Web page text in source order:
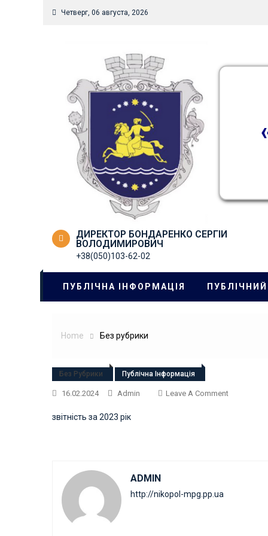
Четверг, 06 августа, 2026
ДИРЕКТОР БОНДАРЕНКО СЕРГІЙ
ВОЛОДИМИРОВИЧ
+38(050)103-62-02
ПУБЛІЧНА ІНФОРМАЦІЯ
Home Без рубрики
Без Рубрики Публічна Інформація
16.02.2024 Admin Leave A CommentOn
звітність за 2023 рік
ADMIN
http://nikopol-mpg.pp.ua